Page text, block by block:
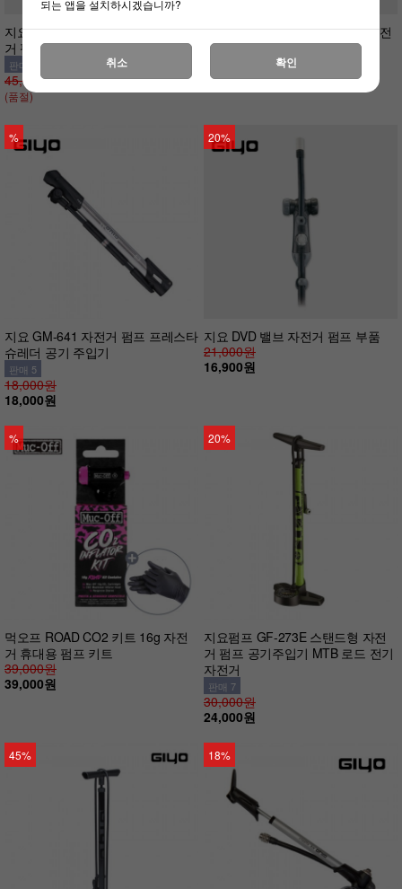
지요 GF-2730GA GCT-A 밸브 자전
거 펌프 바람주입기
판매 3
45,000원
(품절)
지요 GF-43PD 플라스틱 배럴 자전
거 펌프 DVD 밸브
29,900원
%
지요 GM-641 자전거 펌프 프레스타
슈레더 공기 주입기
판매 5
18,000원
18,000원
20%
지요 DVD 밸브 자전거 펌프 부품
21,000원
16,900원
%
먹오프 ROAD CO2 키트 16g 자전
거 휴대용 펌프 키트
39,000원
39,000원
20%
지요펌프 GF-273E 스탠드형 자전
거 펌프 공기주입기 MTB 로드 전기
자전거
판매 7
30,000원
24,000원
45% 18%
되는 앱을 설치하시겠습니까?
취소 확인